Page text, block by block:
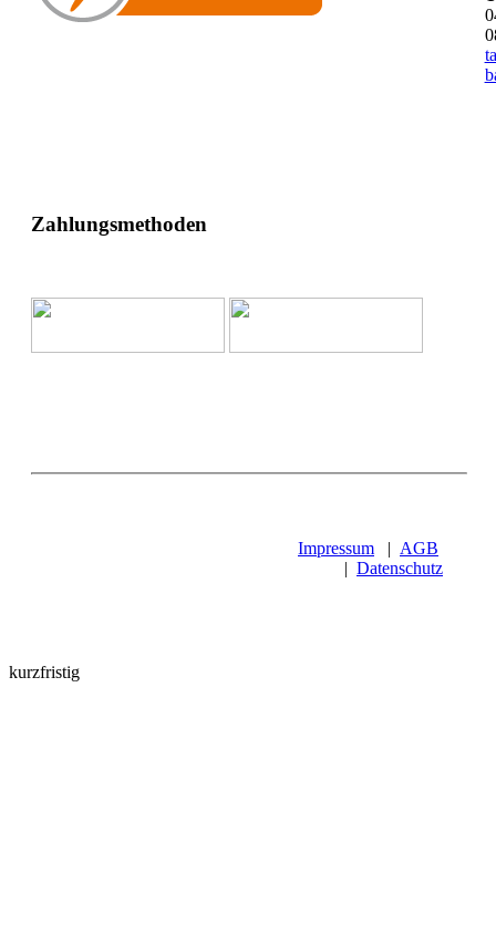
Zahlungsmethoden
Impressum | AGB
| Datenschutz
kurzfristig